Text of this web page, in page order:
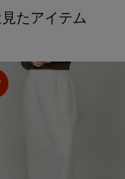
たアイテム